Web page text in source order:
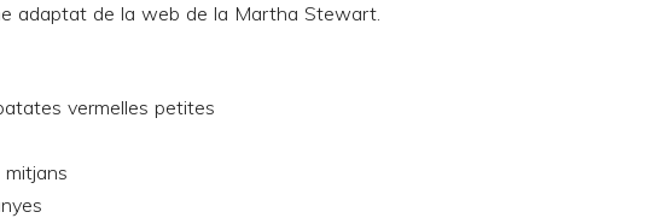
adaptat de la web de la Martha Stewart.
vermelles petites